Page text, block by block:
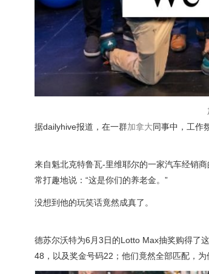
据dailyhive报道，在一群加拿大同事中，工作
来自魁北克特鲁瓦-里维耶尔的一家汽车经销
常打趣地说：“这是你们的养老金。”
没想到他的玩笑话竟然成真了。
德苏尔沃特为6月3日的Lotto Max抽奖购得了
48，以及奖金号码22；他们竟然全部匹配，